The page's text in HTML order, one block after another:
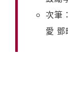
次筆
愛 鄧